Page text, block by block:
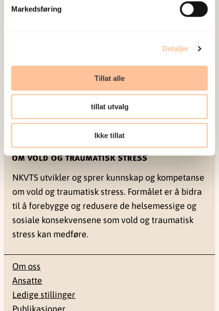
Markedsføring
Detaljer
Tillat alle
tillat utvalg
Ikke tillat
توسيع الدراسة لتشمل المزيد من بلدان الاستقبال في
أوروبا واللاجئين وطالبي اللجوء في العالم أجمع.
NKVTS utvikler og sprer kunnskap og kompetanse
om vold og traumatisk stress. Formålet er å bidra
til å forebygge og redusere de helsemessige og
sosiale konsekvensene som vold og traumatisk
stress kan medføre.
Om oss
Ansatte
Ledige stillinger
Publikasjoner